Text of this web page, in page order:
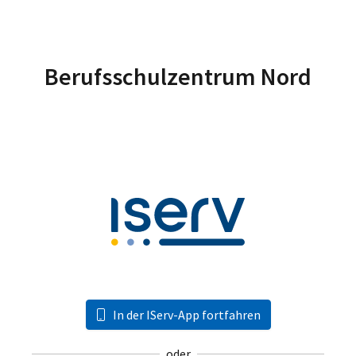
Berufsschulzentrum Nord
In der IServ-App fortfahren